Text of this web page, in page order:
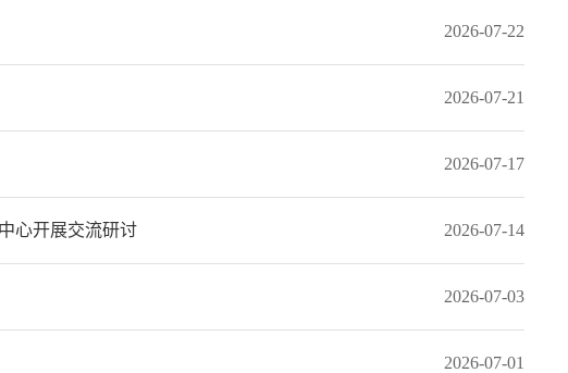
2026-07-22
2026-07-21
2026-07-17
心开展交流研讨 2026-07-14
2026-07-03
2026-07-01